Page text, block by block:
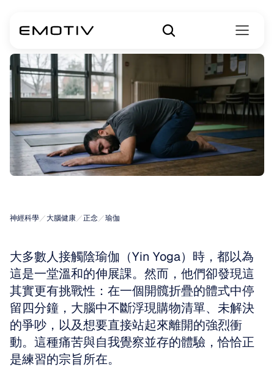
神經科學／大腦健康／正念／瑜伽
大多數人接觸陰瑜伽（Yin Yoga）時，都以為
這是一堂溫和的伸展課。然而，他們卻發現這
其實更有挑戰性：在一個開髖折疊的體式中停
留四分鐘，大腦中不斷浮現購物清單、未解決
的爭吵，以及想要直接站起來離開的強烈衝
動。這種痛苦與自我覺察並存的體驗，恰恰正
是練習的宗旨所在。